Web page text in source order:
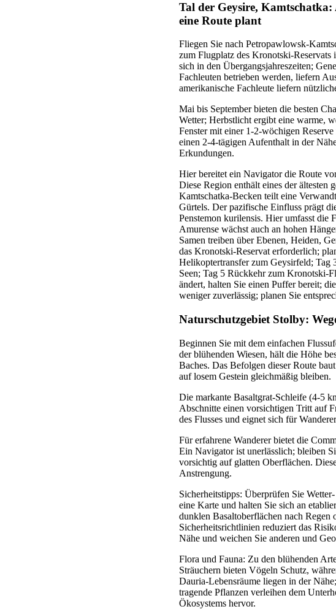
Tal der Geysire, Kamtschatka:
eine Route plant
Fliegen Sie nach Petropawlowsk-
zum Flugplatz des Kronotski-Reservats
sich in den Übergangsjahreszeiten;
Fachleuten betrieben werden, liefern
amerikanische Fachleute liefern
Mai bis September bieten die besten
Wetter; Herbstlicht ergibt eine warme,
Fenster mit einer 1-2-wöchigen
einen 2-4-tägigen Aufenthalt in der
Erkundungen.
Hier bereitet ein Navigator die Route
Diese Region enthält eines der ältesten
Kamtschatka-Becken teilt eine
Gürtels. Der pazifische Einfluss prägt
Penstemon kurilensis. Hier umfasst die
Amurense wächst auch an hohen
Samen treiben über Ebenen, Heiden,
das Kronotski-Reservat erforderlich;
Helikoptertransfer zum Geysirfeld; Tag
Seen; Tag 5 Rückkehr zum Kronotski-
ändert, halten Sie einen Puffer bereit;
weniger zuverlässig; planen Sie
Naturschutzgebiet Stolby:
Beginnen Sie mit dem einfachen
der blühenden Wiesen, hält die Höhe
Baches. Das Befolgen dieser Route
auf losem Gestein gleichmäßig bleiben.
Die markante Basaltgrat-Schleife (4-5
Abschnitte einen vorsichtigen Tritt auf
des Flusses und eignet sich für
Für erfahrene Wanderer bietet die
Ein Navigator ist unerlässlich; bleiben
vorsichtig auf glatten Oberflächen.
Anstrengung.
Sicherheitstipps: Überprüfen Sie
eine Karte und halten Sie sich an
dunklen Basaltoberflächen nach
Sicherheitsrichtlinien reduziert das
Nähe und weichen Sie anderen und
Flora und Fauna: Zu den blühenden
Sträuchern bieten Vögeln Schutz,
Dauria-Lebensräume liegen in der
tragende Pflanzen verleihen dem
Ökosystems hervor.